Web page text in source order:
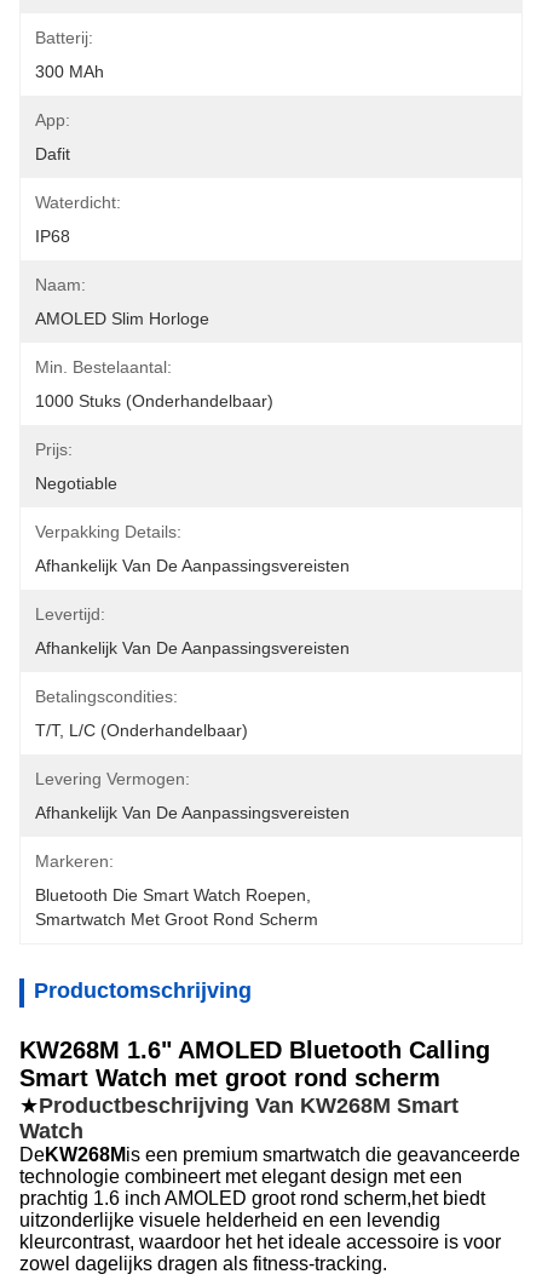
Batterij:
300 MAh
App:
Dafit
Waterdicht:
IP68
Naam:
AMOLED Slim Horloge
Min. Bestelaantal:
1000 Stuks (onderhandelbaar)
Prijs:
Negotiable
Verpakking Details:
Afhankelijk Van De Aanpassingsvereisten
Levertijd:
Afhankelijk Van De Aanpassingsvereisten
Betalingscondities:
T/T, L/C (onderhandelbaar)
Levering Vermogen:
Afhankelijk Van De Aanpassingsvereisten
Markeren:
Bluetooth Die Smart Watch Roepen
Smartwatch Met Groot Rond Scherm
Productomschrijving
KW268M 1.6" AMOLED Bluetooth Calling
Smart Watch met groot rond scherm
★Productbeschrijving Van KW268M Smart
Watch
DeKW268Mis een premium smartwatch die geavanceerde
technologie combineert met elegant design met een
prachtig 1.6 inch AMOLED groot rond scherm,het biedt
uitzonderlijke visuele helderheid en een levendig
kleurcontrast, waardoor het het ideale accessoire is voor
zowel dagelijks dragen als fitness-tracking.